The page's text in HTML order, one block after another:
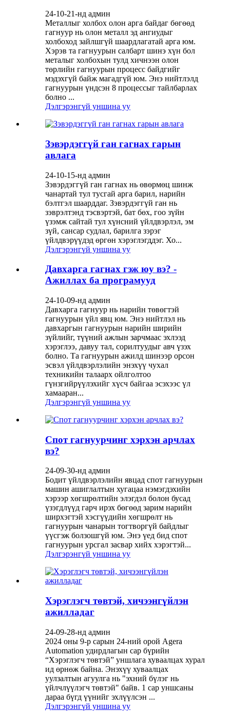
24-10-21-нд админ
Металлыг холбох олон арга байдаг бөгөөд
гагнуур нь олон металл эд ангиудыг
холбоход зайлшгүй шаардлагатай арга юм.
Хэрэв та гагнуурын салбарт шинэ хүн бол
металыг холбохын тулд хичнээн олон
төрлийн гагнуурын процесс байдгийг
мэдэхгүй байж магадгүй юм. Энэ нийтлэлд
гагнуурын үндсэн 8 процессыг тайлбарлах
болно ...
Дэлгэрэнгүй уншина уу
Зэвэрдэггүй ган гагнах гарын
авлага
24-10-15-нд админ
Зэвэрдэггүй ган гагнах нь өвөрмөц шинж
чанартай тул тусгай арга барил, нарийн
бэлтгэл шаарддаг. Зэвэрдэггүй ган нь
зэврэлтэнд тэсвэртэй, бат бөх, гоо зүйн
үзэмж сайтай тул хүнсний үйлдвэрлэл, эм
зүй, сансар судлал, барилга зэрэг
үйлдвэрүүдэд өргөн хэрэглэгддэг. Хо...
Дэлгэрэнгүй уншина уу
Давхарга гагнах гэж юу вэ? -
Ажиллах ба програмууд
24-10-09-нд админ
Давхарга гагнуур нь нарийн төвөгтэй
гагнуурын үйл явц юм. Энэ нийтлэл нь
давхаргын гагнуурын нарийн ширийн
зүйлийг, түүний ажлын зарчмаас эхлээд
хэрэглээ, давуу тал, сорилтуудыг авч үзэх
болно. Та гагнуурын ажилд шинээр орсон
эсвэл үйлдвэрлэлийн энэхүү чухал
техникийн талаарх ойлголтоо
гүнзгийрүүлэхийг хүсч байгаа эсэхээс үл
хамааран...
Дэлгэрэнгүй уншина уу
Спот гагнуурчинг хэрхэн арчлах
вэ?
24-09-30-нд админ
Бодит үйлдвэрлэлийн явцад спот гагнуурын
машин ашиглалтын хугацаа нэмэгдэхийн
хэрээр хөгшрөлтийн элэгдэл болон бусад
үзэгдлүүд гарч ирэх бөгөөд зарим нарийн
ширхэгтэй хэсгүүдийн хөгшрөлт нь
гагнуурын чанарын тогтворгүй байдлыг
үүсгэж болзошгүй юм. Энэ үед бид спот
гагнуурын урсгал засвар хийх хэрэгтэй...
Дэлгэрэнгүй уншина уу
Хэрэглэгч төвтэй, хичээнгүйлэн
ажилладаг
24-09-28-нд админ
2024 оны 9-р сарын 24-ний орой Agera
Automation удирдлагын сар бүрийн
“Хэрэглэгч төвтэй” уншлага хуваалцах хурал
ид өрнөж байна. Энэхүү хуваалцах
уулзалтын агуулга нь "эхний бүлэг нь
үйлчлүүлэгч төвтэй" байв. 1 сар уншсаны
дараа бүгд үүнийг эхлүүлсэн ...
Дэлгэрэнгүй уншина уу